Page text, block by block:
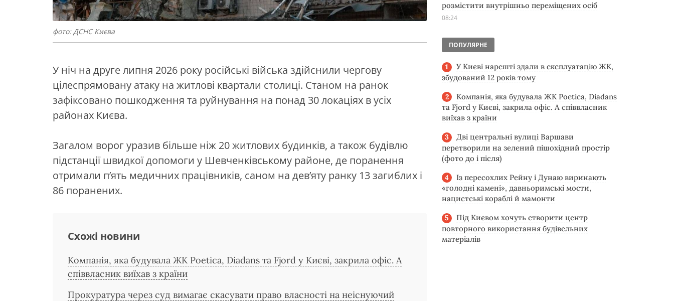
фото: ДСНС Києва
У ніч на друге липня 2026 року російські війська здійснили чергову
цілеспрямовану атаку на житлові квартали столиці. Станом на ранок
зафіксовано пошкодження та руйнування на понад 30 локаціях в усіх
районах Києва.
Загалом ворог уразив більше ніж 20 житлових будинків, а також будівлю
підстанції швидкої допомоги у Шевченківському районе, де поранення
отримали п’ять медичних працівників, саном на дев’яту ранку 13 загиблих і
86 поранених.
Схожі новини
Компанія, яка будувала ЖК Poetica, Diadans та Fjord у Києві, закрила офіс. А
співвласник виїхав з країни
Прокуратура через суд вимагає скасувати право власності на неіснуючий
розмістити внутрішньо переміщених осіб
08:24
ПОПУЛЯРНЕ
У Києві нарешті здали в експлуатацію ЖК,
збудований 12 років тому
Компанія, яка будувала ЖК Poetica, Diadans
та Fjord у Києві, закрила офіс. А співвласник
виїхав з країни
Дві центральні вулиці Варшави
перетворили на зелений пішохідний простір
(фото до і після)
Із пересохлих Рейну і Дунаю виринають
«голодні камені», давньоримські мости,
нацистські кораблі й мамонти
Під Києвом хочуть створити центр
повторного використання будівельних
матеріалів